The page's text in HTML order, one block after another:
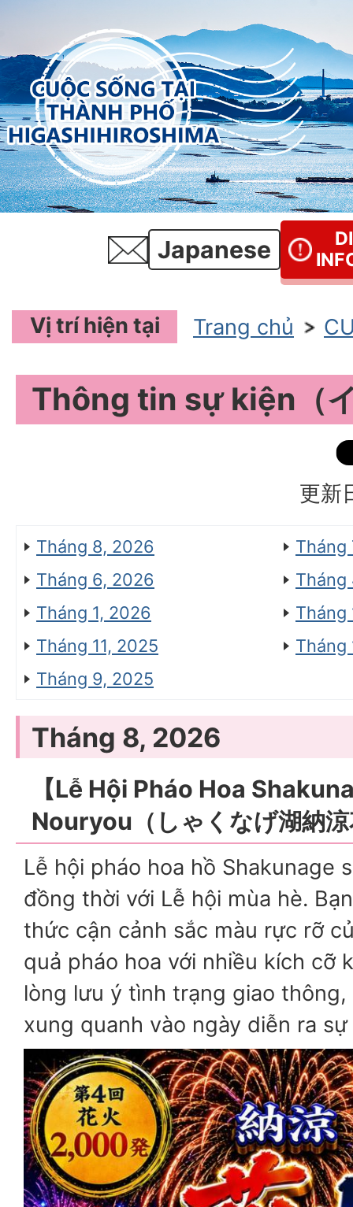
Japanese
Vị trí hiện tại Trang chủ
Thông tin sự kiện（
更新
Tháng 8, 2026
Tháng
Tháng 6, 2026
Tháng
Tháng 1, 2026
Tháng
Tháng 11, 2025
Tháng
Tháng 9, 2025
Tháng 8, 2026
【Lễ Hội Pháo Hoa
Nouryou（しゃくなげ湖納
Lễ hội pháo hoa hồ Shakunage
đồng thời với Lễ hội mùa hè.
thức cận cảnh sắc màu rực rỡ
quả pháo hoa với nhiều kích cỡ
lòng lưu ý tình trạng giao
xung quanh vào ngày diễn ra